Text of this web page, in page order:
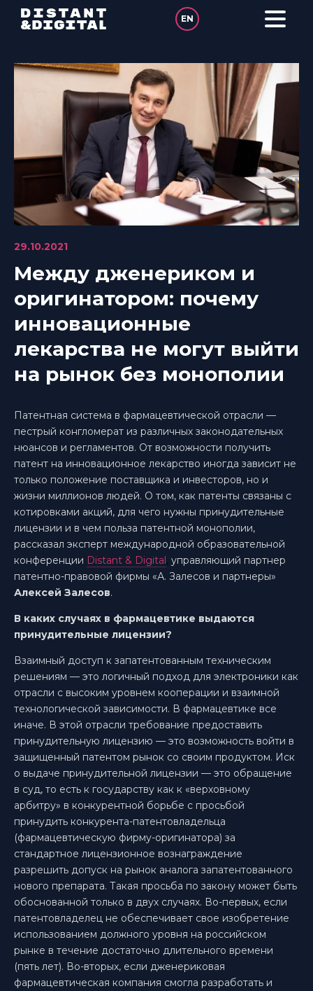
EN
29.10.2021
Между дженериком и
оригинатором: почему
инновационные
лекарства не могут выйти
на рынок без монополии
Патентная система в фармацевтической отрасли —
пестрый конгломерат из различных законодательных
нюансов и регламентов. От возможности получить
патент на инновационное лекарство иногда зависит не
только положение поставщика и инвесторов, но и
жизни миллионов людей. О том, как патенты связаны с
котировками акций, для чего нужны принудительные
лицензии и в чем польза патентной монополии,
рассказал эксперт международной образовательной
конференции Distant & Digital, управляющий партнер
патентно-правовой фирмы «А. Залесов и партнеры»
Алексей Залесов.
В каких случаях в фармацевтике выдаются
принудительные лицензии?
Взаимный доступ к запатентованным техническим
решениям — это логичный подход для электроники как
отрасли с высоким уровнем кооперации и взаимной
технологической зависимости. В фармацевтике все
иначе. В этой отрасли требование предоставить
принудительную лицензию — это возможность войти в
защищенный патентом рынок со своим продуктом. Иск
о выдаче принудительной лицензии — это обращение
в суд, то есть к государству как к «верховному
арбитру» в конкурентной борьбе с просьбой
принудить конкурента-патентовладельца
(фармацевтическую фирму-оригинатора) за
стандартное лицензионное вознаграждение
разрешить допуск на рынок аналога запатентованного
нового препарата. Такая просьба по закону может быть
обоснованной только в двух случаях. Во-первых, если
патентовладелец не обеспечивает свое изобретение
использованием должного уровня на российском
рынке в течение достаточно длительного времени
(пять лет). Во-вторых, если дженериковая
фармацевтическая компания смогла разработать и
вСогласии на
обработку
персональных